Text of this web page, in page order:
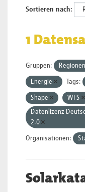
Sortieren nach
1
Gruppen:
Energie Tags:
Shape WFS
Datenlizenz
2.0
Organisationen: